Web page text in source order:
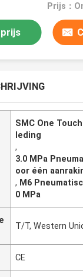
Prijs：
SMC One
leding
,
3.0 MPa
oor één
, M6
0 MPa
T/T, Western
CE